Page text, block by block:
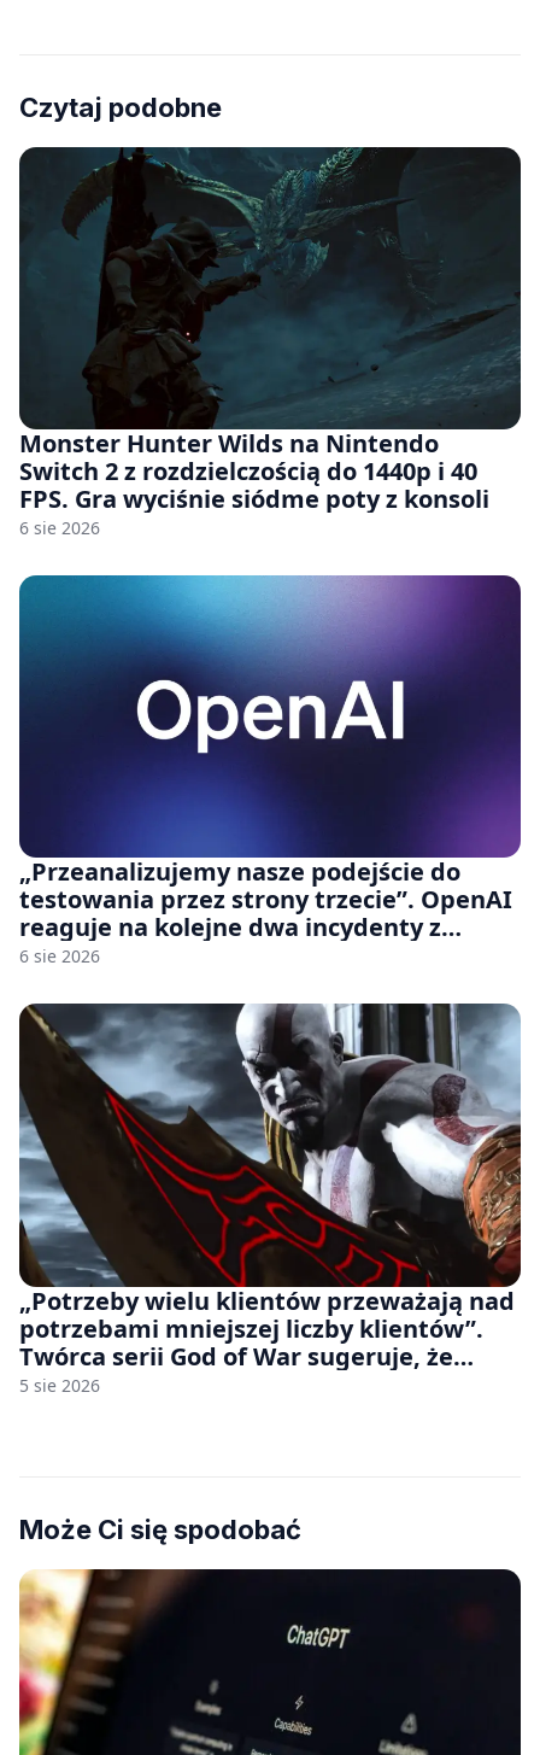
Czytaj podobne
Monster Hunter Wilds na Nintendo
Switch 2 z rozdzielczością do 1440p i 40
FPS. Gra wyciśnie siódme poty z konsoli
6 sie 2026
„Przeanalizujemy nasze podejście do
testowania przez strony trzecie”. OpenAI
reaguje na kolejne dwa incydenty z
udziałem autorskich modeli
6 sie 2026
„Potrzeby wielu klientów przeważają nad
potrzebami mniejszej liczby klientów”.
Twórca serii God of War sugeruje, że
rozumie, dlaczego Sony rezygnuje z gier
5 sie 2026
Może Ci się spodobać